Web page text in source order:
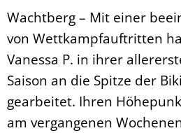
Wachtberg – Mit einer
von Wettkampfauftritten
Vanessa P. in ihrer
Saison an die Spitze der
gearbeitet. Ihren
am vergangenen